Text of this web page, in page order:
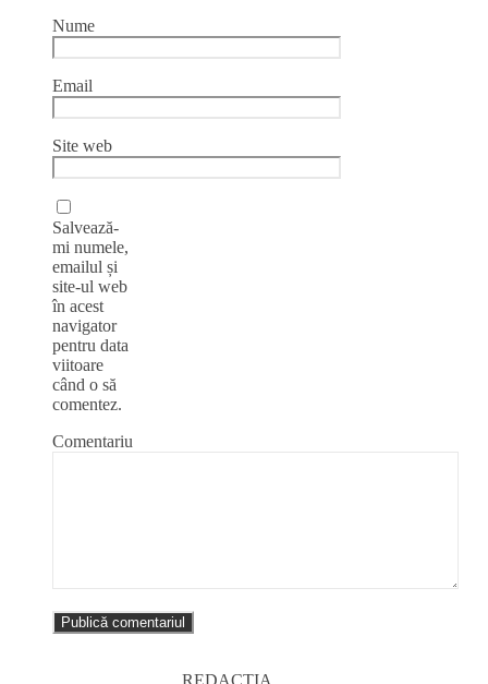
Nume
Email
Site web
Salvează-
mi numele,
emailul și
site-ul web
în acest
navigator
pentru data
viitoare
când o să
comentez.
Comentariu